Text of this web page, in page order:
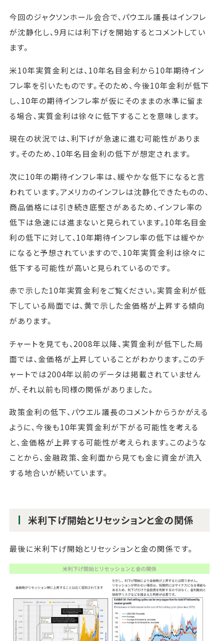
今回のジャクソンホール会合で、パウエル議長はインフレ
が沈静化し、9月には利下げを開始するとコメントしてい
ます。
米10年実質金利とは、10年名目金利から10年期待イン
フレ率を引いたものです。そのため、今後10年金利が低下
し、10年の期待インフレ率が仮にそのままの水準に留ま
る場合、実質金利は徐々に低下することを意味します。
現在の状況では、利下げが急速に進む可能性がありま
す。そのため、10年名目金利の低下が想定されます。
次に10年の期待インフレ率は、緩やかな低下になると言
われています。アメリカのインフレは沈静化できたものの、
商品価格には引き続き底堅さがあるため、インフレ率の
低下は急速には進まないと見られています。10年名目金
利の低下に対して、10年期待インフレ率の低下は緩やか
になると予想されていますので、10年実質金利は徐々に
低下する可能性が高いと見られているのです。
赤で示した10年実質金利をご覧ください。実質金利が低
下している局面では、黄で示した金価格が上昇する傾向
があります。
チャートを見ても、2008年以降、実質金利が低下した局
面では、金価格が上昇していることがわかります。このチ
ャートでは2004年以前のデータは掲載されていません
が、それ以前も同様の関係がありました。
政策金利の低下、パウエル議長のコメントからうかがえる
ように、今後も10年実質金利が下がる可能性を考える
と、金価格が上昇する可能性が考えられます。このような
ことから、金融政策、金利面から見ても金に資金が流入
する地合いが続いています。
米利下げ開始とリセッションと金の関係
最後に米利下げ開始とリセッションと金の関係です。